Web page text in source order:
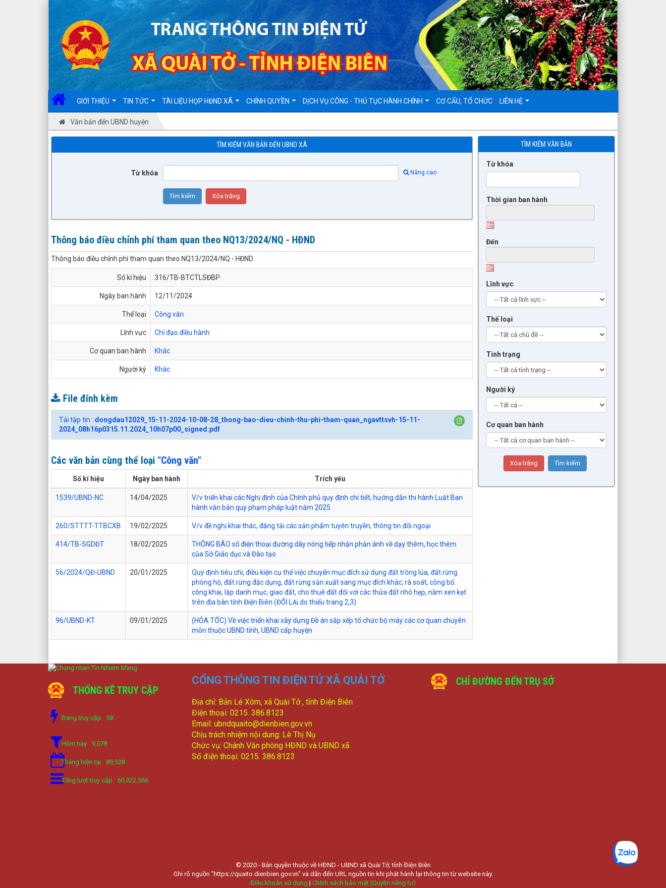
GIỚI THIỆU TIN TỨC TÀI LIỆU HỌP HĐND XÃ CHÍNH QUYỀN DỊCH VỤ CÔNG - THỦ TỤC HÀNH CHÍNH CƠ CẤU, TỔ CHỨC LIÊN HỆ
Văn bản đến UBND huyện
TÌM KIẾM VĂN BẢN ĐẾN UBND XÃ
Từ khóa Nâng cao
Thông báo điều chỉnh phí tham quan theo NQ13/2024/NQ - HĐND
Thông báo điều chỉnh phí tham quan theo NQ13/2024/NQ - HĐND
Số kí hiệu 316/TB-BTCTLSĐBP
Ngày ban hành 12/11/2024
Thể loại Công văn
Lĩnh vực Chỉ đạo điều hành
Cơ quan ban hành Khác
Người ký Khác
File đính kèm
Tải tập tin : dongdau12029_15-11-2024-10-08-28_thong-bao-dieu-chinh-thu-phi-tham-quan_ngavttsvh-15-11-
2024_08h16p0315.11.2024_10h07p00_signed.pdf
Các văn bản cùng thể loại "Công văn"
Số kí hiệu Ngày ban hành Trích yếu
1539/UBND-NC 14/04/2025
V/v triển khai các Nghị định của Chính phủ quy định chi tiết, hướng dẫn thi hành Luật Ban
hành văn bản quy phạm pháp luật năm 2025
260/STTTT-TTBCXB 19/02/2025 V/v đề nghị khai thác, đăng tải các sản phẩm tuyên truyền, thông tin đối ngoại
414/TB-SGDĐT 18/02/2025
THÔNG BÁO số điện thoại đường dây nóng tiếp nhận phản ánh về dạy thêm, học thêm
của Sở Giáo dục và Đào tạo
56/2024/QĐ-UBND 20/01/2025
Quy định tiêu chí, điều kiện cụ thể việc chuyển mục đích sử dụng đất trồng lúa, đất rừng
phòng hộ, đất rừng đặc dụng, đất rừng sản xuất sang mục đích khác; rà soát, công bố.
công khai, lập danh mục, giao đất, cho thuê đất đối với các thửa đất nhỏ hẹp, nằm xen kẹt
trên địa bàn tỉnh Điện Biên (ĐỔI LẠi do thiếu trang 2,3)
96/UBND-KT 09/01/2025
(HỎA TỐC) Về việc triển khai xây dựng Đề án sắp xếp tổ chức bộ máy các cơ quan chuyên
môn thuộc UBND tỉnh, UBND cấp huyện
TÌM KIẾM VĂN BẢN
Từ khóa
Thời gian ban hành
Đến
Lĩnh vực
Thể loại
Tình trạng
Người ký
Cơ quan ban hành
THỐNG KÊ TRUY CẬP
Đang truy cập 58
Hôm nay 9,078
Tháng hiện tại 89,538
Tổng lượt truy cập 60,322,566
CỔNG THÔNG TIN ĐIỆN TỬ XÃ QUÀI TỞ
Địa chỉ: Bản Lé Xôm, xã Quài Tở , tỉnh Điện Biên
Điện thoại: 0215. 386.8123
Email: ubndquaito@dienbien.gov.vn
Chịu trách nhiệm nội dung: Lê Thị Nụ
Chức vụ: Chánh Văn phòng HĐND và UBND xã
Số điện thoại: 0215. 386.8123
CHỈ ĐƯỜNG ĐẾN TRỤ SỞ
© 2020 - Bản quyền thuộc về HĐND - UBND xã Quài Tở, tỉnh Điện Biên
Ghi rõ nguồn "https://quaito.dienbien.gov.vn" và dẫn đến URL nguồn tin khi phát hành lại thông tin từ website này.
Điều khoản sử dụng | Chính sách bảo mật (Quyền riêng tư)